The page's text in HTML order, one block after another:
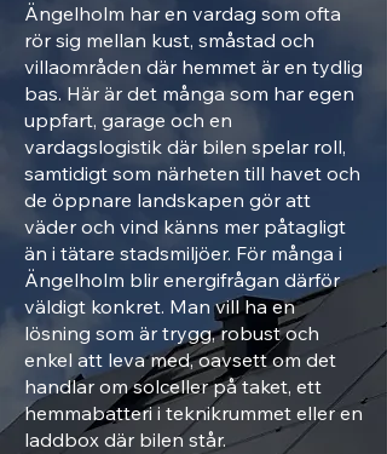
Ängelholm har en vardag som ofta
rör sig mellan kust, småstad och
villaområden där hemmet är en tydlig
bas. Här är det många som har egen
uppfart, garage och en
vardagslogistik där bilen spelar roll,
samtidigt som närheten till havet och
de öppnare landskapen gör att
väder och vind känns mer påtagligt
än i tätare stadsmiljöer. För många i
Ängelholm blir energifrågan därför
väldigt konkret. Man vill ha en
lösning som är trygg, robust och
enkel att leva med, oavsett om det
handlar om solceller på taket, ett
hemmabatteri i teknikrummet eller en
laddbox där bilen står.